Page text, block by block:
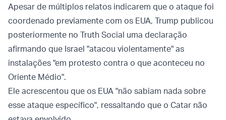
Apesar de múltiplos relatos indicarem que o ataque foi
coordenado previamente com os EUA, Trump publicou
posteriormente no Truth Social uma declaração
afirmando que Israel "atacou violentamente" as
instalações "em protesto contra o que aconteceu no
Oriente Médio".
Ele acrescentou que os EUA "não sabiam nada sobre
esse ataque específico", ressaltando que o Catar não